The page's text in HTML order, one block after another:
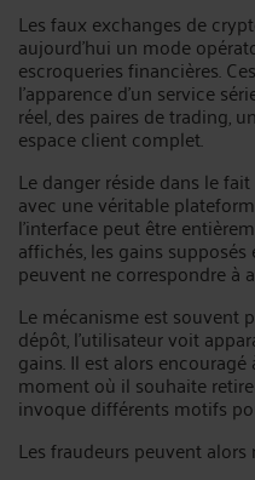
Les faux exchanges de
aujourd’hui un mode
escroqueries financières.
l’apparence d’un service
réel, des paires de trading,
espace client complet.
Le danger réside dans le
avec une véritable
l’interface peut être
affichés, les gains
peuvent ne correspondre à
Le mécanisme est souvent
dépôt, l’utilisateur voit
gains. Il est alors
moment où il souhaite
invoque différents motifs
Les fraudeurs peuvent alors